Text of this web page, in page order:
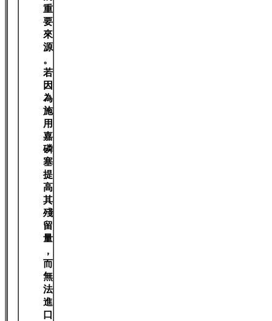
重
要
來
源
。
若
因
為
施
用
嘉
磷
塞
提
高
其
殘
留
量
，
而
無
法
進
口